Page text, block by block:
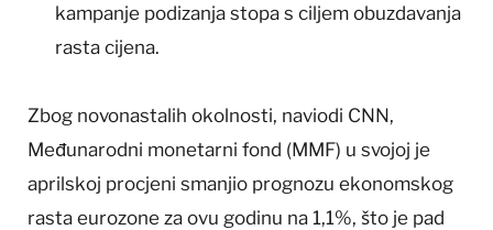
kampanje podizanja stopa s ciljem obuzdavanja
rasta cijena.
Zbog novonastalih okolnosti, naviodi CNN,
Međunarodni monetarni fond (MMF) u svojoj je
aprilskoj procjeni smanjio prognozu ekonomskog
rasta eurozone za ovu godinu na 1,1%, što je pad